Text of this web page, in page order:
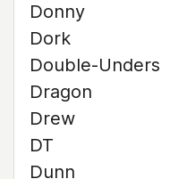
Donny
Dork
Double-Unders
Dragon
Drew
DT
Dunn